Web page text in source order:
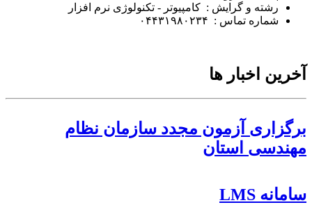
رشته و گرایش : کامپیوتر - تکنولوژی نرم افزار
شماره تماس : ۰۴۴۳۱۹۸۰۲۳۴
آخرین اخبار ها
برگزاری آزمون مجدد سازمان نظام
مهندسی استان
سامانه LMS